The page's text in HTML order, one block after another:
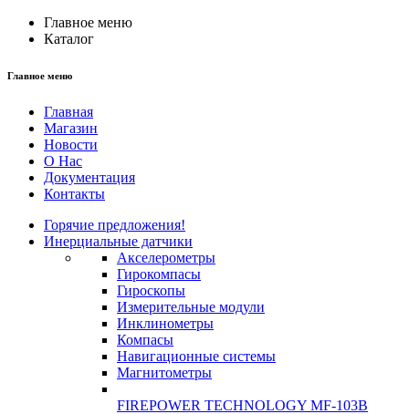
Главное меню
Каталог
Главное меню
Главная
Магазин
Новости
О Нас
Документация
Контакты
Горячие предложения!
Инерциальные датчики
Акселерометры
Гирокомпасы
Гироскопы
Измерительные модули
Инклинометры
Компасы
Навигационные системы
Магнитометры
FIREPOWER TECHNOLOGY MF-103B